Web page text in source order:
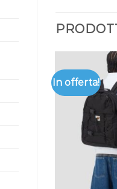
In offerta!